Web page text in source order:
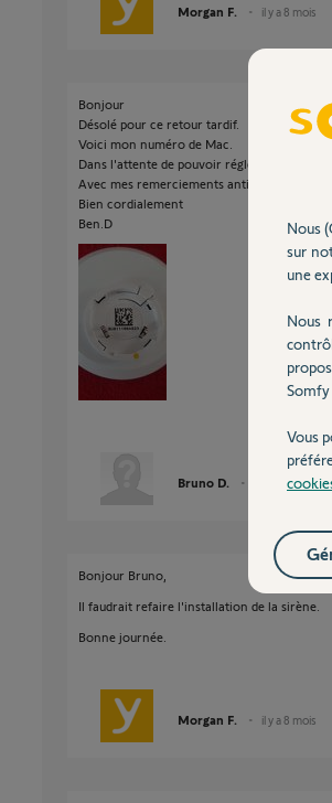
Morgan F. il y a 8 mois
Bonjour
Désolé pour ce retour tardif.
Voici mon numéro de Mac.
Dans l'attente de pouvoir régler ce problème.
Avec mes remerciements anticipés.
Bien cordialement
Ben.D
Bruno D. il y a 8 mois
Bonjour Bruno,
Il faudrait refaire l'installation de la sirène.
Bonne journée.
Morgan F. il y a 8 mois
Nous
sur
une
Nous
Somfy
Vous